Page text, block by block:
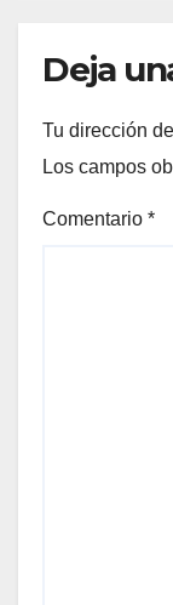
Deja
Tu dirección
Los campos
Comentario *